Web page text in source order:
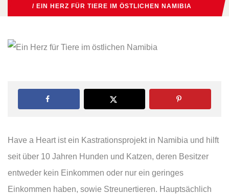
/ EIN HERZ FÜR TIERE IM ÖSTLICHEN NAMIBIA
Have a Heart ist ein Kastrationsprojekt in Namibia und hilft
seit über 10 Jahren Hunden und Katzen, deren Besitzer
entweder kein Einkommen oder nur ein geringes
Einkommen haben, sowie Streunertieren. Hauptsächlich